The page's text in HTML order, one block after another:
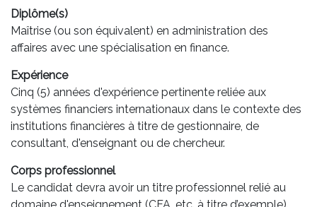
Diplôme(s)
Maîtrise (ou son équivalent) en administration des
affaires avec une spécialisation en finance.
Expérience
Cinq (5) années d'expérience pertinente reliée aux
systèmes financiers internationaux dans le contexte des
institutions financières à titre de gestionnaire, de
consultant, d'enseignant ou de chercheur.
Corps professionnel
Le candidat devra avoir un titre professionnel relié au